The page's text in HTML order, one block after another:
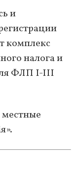
и
комплекс
налога и
ФЛП I-III